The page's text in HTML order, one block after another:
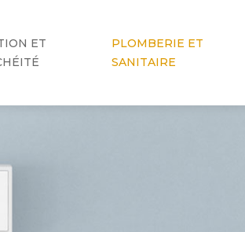
ET
PLOMBERIE ET
SANITAIRE